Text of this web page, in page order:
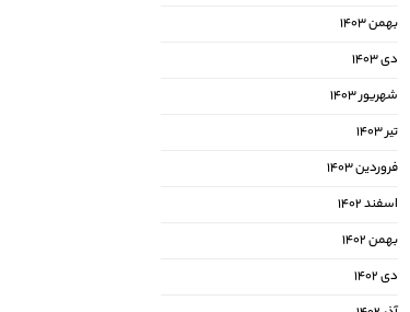
بهمن ۱۴۰۳
دی ۱۴۰۳
شهریور ۱۴۰۳
تیر ۱۴۰۳
فروردین ۱۴۰۳
اسفند ۱۴۰۲
بهمن ۱۴۰۲
دی ۱۴۰۲